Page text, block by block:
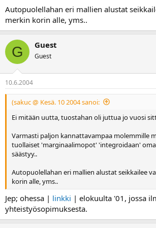
Autopuolellahan eri mallien alustat
merkin korin alle, yms..
G Guest
Guest
10.6.2004
(sakuc @ Kesä. 10 2004 sanoi:
Ei mitään uutta, tuostahan oli juttua jo vuosi
Varmasti paljon kannattavampaa molemmille
tuollaiset 'marginaalimopot' 'integroidaan'
säästyy..
Autopuolellahan eri mallien alustat seikkailee
korin alle, yms..
Jep; ohessa | linkki | elokuulta '01, jossa
yhteistyösopimuksesta.